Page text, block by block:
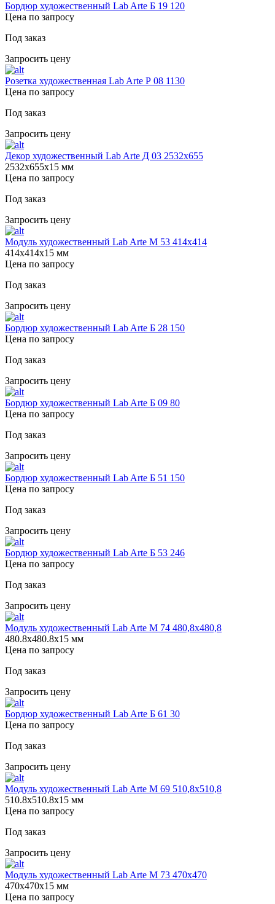
Бордюр художественный Lab Arte Б 19 120
Цена по запросу
Под заказ
Запросить цену
Розетка художественная Lab Arte Р 08 1130
Цена по запросу
Под заказ
Запросить цену
Декор художественный Lab Arte Д 03 2532x655
2532х655х15 мм
Цена по запросу
Под заказ
Запросить цену
Модуль художественный Lab Arte М 53 414х414
414х414х15 мм
Цена по запросу
Под заказ
Запросить цену
Бордюр художественный Lab Arte Б 28 150
Цена по запросу
Под заказ
Запросить цену
Бордюр художественный Lab Arte Б 09 80
Цена по запросу
Под заказ
Запросить цену
Бордюр художественный Lab Arte Б 51 150
Цена по запросу
Под заказ
Запросить цену
Бордюр художественный Lab Arte Б 53 246
Цена по запросу
Под заказ
Запросить цену
Модуль художественный Lab Arte М 74 480,8х480,8
480.8х480.8х15 мм
Цена по запросу
Под заказ
Запросить цену
Бордюр художественный Lab Arte Б 61 30
Цена по запросу
Под заказ
Запросить цену
Модуль художественный Lab Arte М 69 510,8х510,8
510.8х510.8х15 мм
Цена по запросу
Под заказ
Запросить цену
Модуль художественный Lab Arte М 73 470х470
470х470х15 мм
Цена по запросу